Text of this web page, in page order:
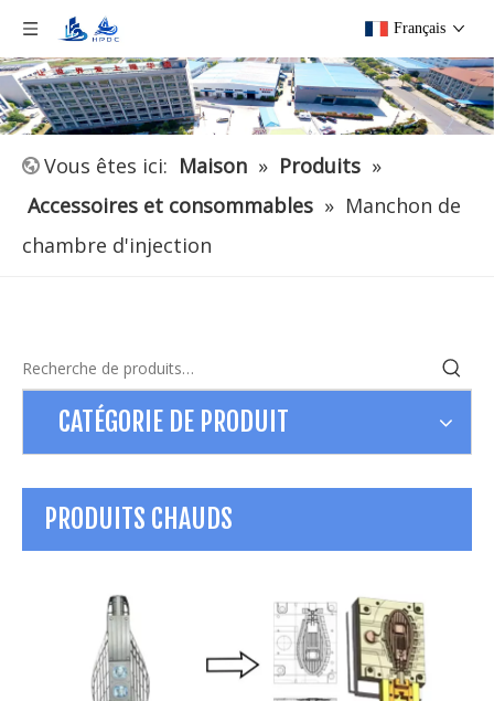
Français
Vous êtes ici: Maison » Produits »
Accessoires et consommables » Manchon de
chambre d'injection
CATÉGORIE DE PRODUIT
PRODUITS CHAUDS